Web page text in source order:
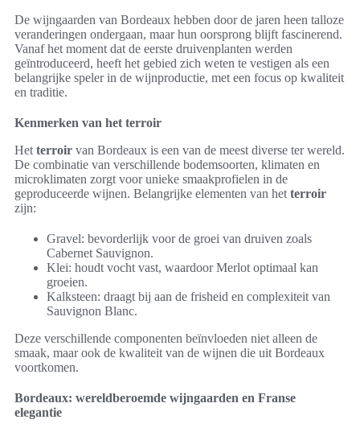
De wijngaarden van Bordeaux hebben door de jaren heen talloze
veranderingen ondergaan, maar hun oorsprong blijft fascinerend.
Vanaf het moment dat de eerste druivenplanten werden
geïntroduceerd, heeft het gebied zich weten te vestigen als een
belangrijke speler in de wijnproductie, met een focus op kwaliteit
en traditie.
Kenmerken van het terroir
Het terroir van Bordeaux is een van de meest diverse ter wereld.
De combinatie van verschillende bodemsoorten, klimaten en
microklimaten zorgt voor unieke smaakprofielen in de
geproduceerde wijnen. Belangrijke elementen van het terroir
zijn:
Gravel: bevorderlijk voor de groei van druiven zoals
Cabernet Sauvignon.
Klei: houdt vocht vast, waardoor Merlot optimaal kan
groeien.
Kalksteen: draagt bij aan de frisheid en complexiteit van
Sauvignon Blanc.
Deze verschillende componenten beïnvloeden niet alleen de
smaak, maar ook de kwaliteit van de wijnen die uit Bordeaux
voortkomen.
Bordeaux: wereldberoemde wijngaarden en Franse
elegantie